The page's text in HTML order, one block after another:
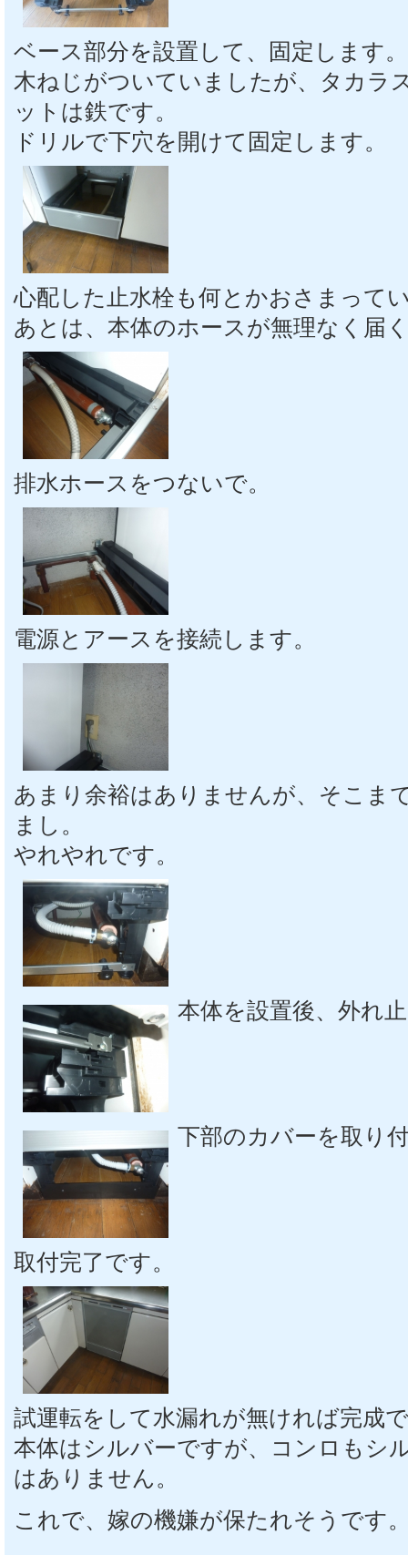
ベース部分を設置して、固定します。
木ねじがついていましたが、タカラ
ットは鉄です。
ドリルで下穴を開けて固定します。
心配した止水栓も何とかおさまって
あとは、本体のホースが無理なく届
排水ホースをつないで。
電源とアースを接続します。
あまり余裕はありませんが、そこま
まし。
やれやれです。
本体を設置後、外れ
下部のカバーを取り
取付完了です。
試運転をして水漏れが無ければ完成
本体はシルバーですが、コンロもシ
はありません。
これで、嫁の機嫌が保たれそうです